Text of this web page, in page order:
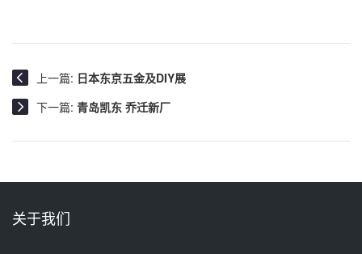
上一篇: 日本东京五金及DIY展
下一篇: 青岛凯东 乔迁新厂
关于我们